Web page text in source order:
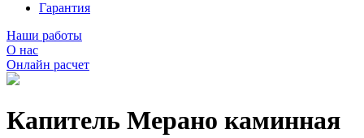
Гарантия
Наши работы
О нас
Онлайн расчет
Капитель Мерано каминная